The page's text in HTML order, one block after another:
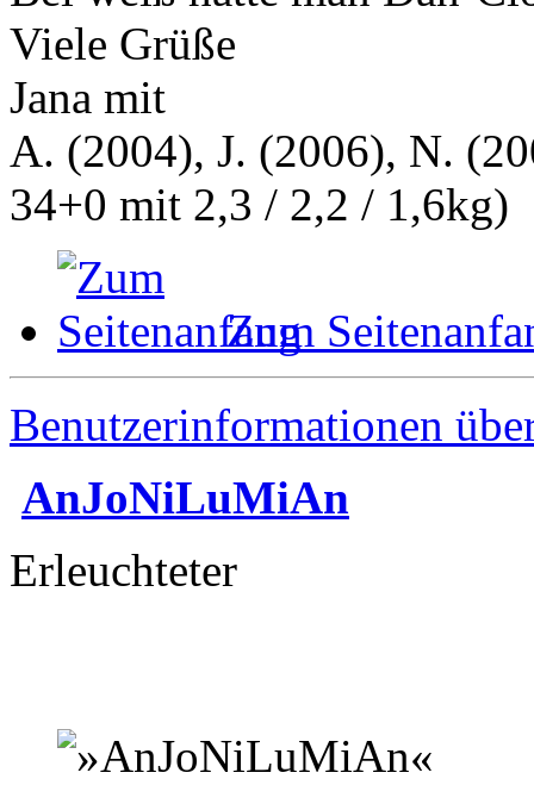
Viele Grüße
Jana mit
A. (2004), J. (2006), N.
34+0 mit 2,3 / 2,2 / 1,6kg)
Zum
Benutzerinformationen
AnJoNiLuMiAn
Erleuchteter